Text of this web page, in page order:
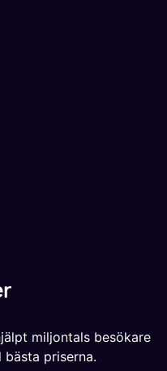
miljontals besökare
priserna.